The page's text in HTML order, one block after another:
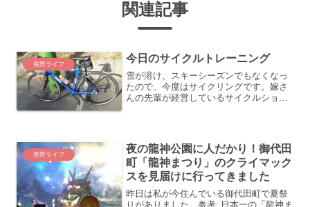
関連記事
長野ライフ 今日のサイクルトレーニング
雪が溶け、スキーシーズンでもなくなっ
たので、今度はサイクリングです。嫁さ
んの先輩が経営しているサイクルショッ
Velenyoで自...
長野ライフ
夜の龍神公園に人だかり！御代田
町「龍神まつり」のクライマック
スを見届けに行ってきました
昨日は私が今住んでいる御代田町で夏祭
りがありました。参考: 日本一の「龍神ま